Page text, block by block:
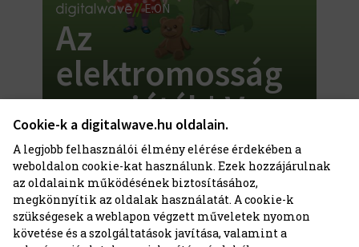
E.ON
Az
elektromosság
nem játék! Vagy
mégis?
Cookie-k a digitalwave.hu oldalain.
A legjobb felhasználói élmény elérése érdekében a
weboldalon cookie-kat használunk. Ezek hozzájárulnak
az oldalaink működésének biztosításához,
megkönnyítik az oldalak használatát. A cookie-k
szükségesek a weblapon végzett műveletek nyomon
követése és a szolgáltatások javítása, valamint a